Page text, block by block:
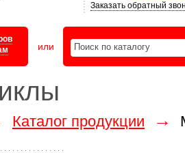
Заказать обратный
или
Каталог продукции →